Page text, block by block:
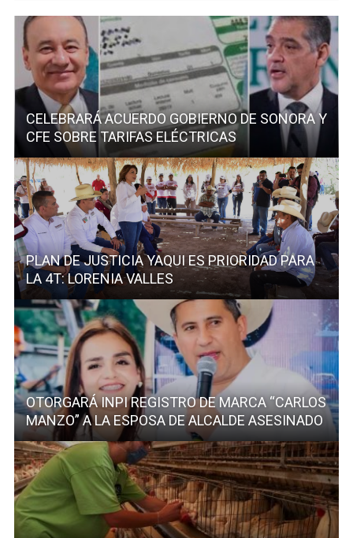
CELEBRARÁ ACUERDO GOBIERNO DE SONORA Y
CFE SOBRE TARIFAS ELÉCTRICAS
PLAN DE JUSTICIA YAQUI ES PRIORIDAD PARA
LA 4T: LORENIA VALLES
OTORGARÁ INPI REGISTRO DE MARCA “CARLOS
MANZO” A LA ESPOSA DE ALCALDE ASESINADO